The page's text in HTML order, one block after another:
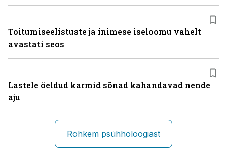
Toitumiseelistuste ja inimese iseloomu vahelt
avastati seos
Lastele öeldud karmid sõnad kahandavad nende
aju
Rohkem psühholoogiast